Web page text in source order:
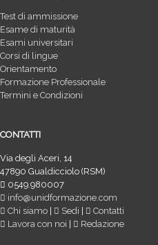
Test di ammissione
Esame di maturità
Esami universitari
Corsi di lingue
Orientamento
Formazione Professionale
Termini e Condizioni
CONTATTI
Via degli Aceri, 14
47890 Gualdicciolo (RSM)
0549.980007
info@unidformazione.com
Chi siamo
Sedi
Contatti
Lavora con noi
Redazione